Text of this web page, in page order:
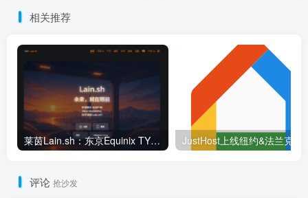
相关推荐
莱茵Lain.sh：东京Equinix TY8/TY1数据中心高性能BGP配置——基于AMD EPYC™ 7C13与优质对等连接
评论 抢沙发